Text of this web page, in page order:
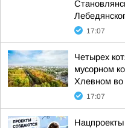
17:07
Четырех
мусорном
Хлевном
17:07